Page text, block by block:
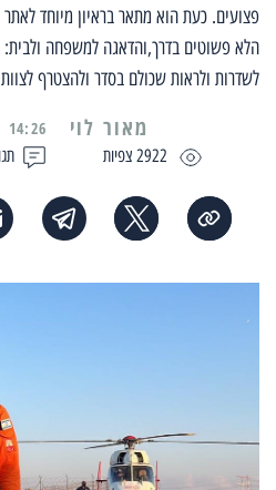
פצועים. כעת הוא מתאר בראיון מיוחד
הלא פשוטים בדרך,והדאגה למשפחה
לשדרות ולראות שכולם בסדר ולהצטרף
2922 צפיות
מאור לוי 14:26 | 01/11/2023